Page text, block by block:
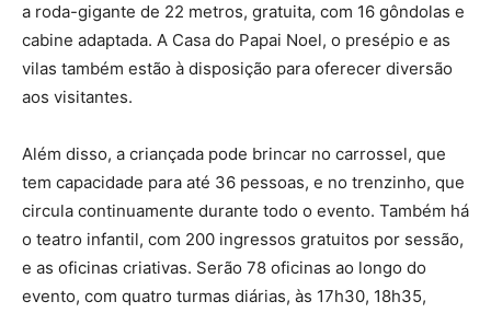
a roda-gigante de 22 metros, gratuita, com 16 gôndolas e
cabine adaptada. A Casa do Papai Noel, o presépio e as
vilas também estão à disposição para oferecer diversão
aos visitantes.
Além disso, a criançada pode brincar no carrossel, que
tem capacidade para até 36 pessoas, e no trenzinho, que
circula continuamente durante todo o evento. Também há
o teatro infantil, com 200 ingressos gratuitos por sessão,
e as oficinas criativas. Serão 78 oficinas ao longo do
evento, com quatro turmas diárias, às 17h30, 18h35,